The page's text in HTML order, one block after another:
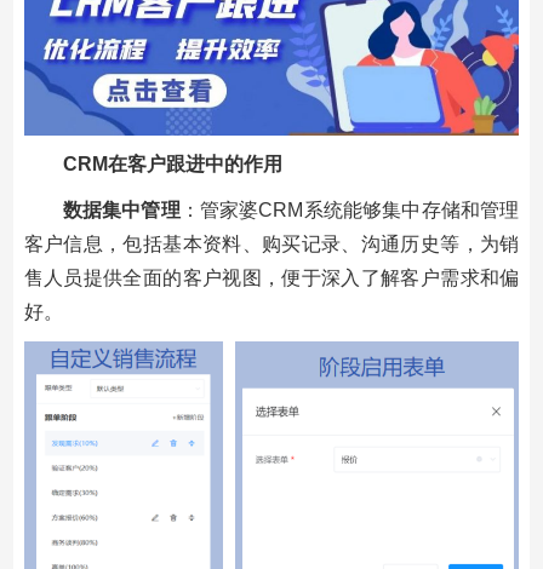
CRM在客户跟进中的作用
数据集中管理 ：管家婆CRM系统能够集中存储和管理
客户信息，包括基本资料、购买记录、沟通历史等，为销
售人员提供全面的客户视图，便于深入了解客户需求和偏
好。